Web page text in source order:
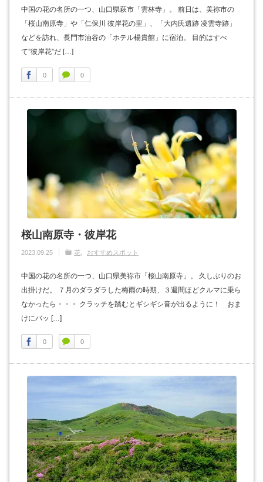
中国の花の名所の一つ、山口県萩市「雲林寺」。 前日は、美祢市の
「桜山南原寺」や「仁保川 彼岸花の里」、「大内氏遺跡 凌雲寺跡」
などを訪れ、長門市油谷の「ホテル楊貴館」に宿泊。 目的はすべ
て”彼岸花”だ […]
0 0
桜山南原寺・彼岸花
2023.09.25 花 おすすめスポット
中国の花の名所の一つ、山口県美祢市「桜山南原寺」。 久しぶりのお
出掛けだ。 ７月のダラダラした梅雨の時期、３週間ほどクルマに乗ら
なかったら・・・ クラッチを踏むとギシギシ音が出るように！ おま
けにバッ […]
0 0